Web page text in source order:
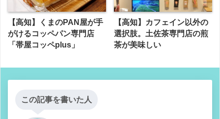
【高知】くまのPAN屋が手
がけるコッペパン専門店
「帯屋コッペplus」
【高知】カフェイン以外の
選択肢。土佐茶専門店の煎
茶が美味しい
この記事を書いた人